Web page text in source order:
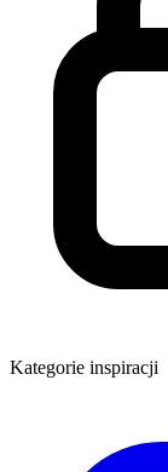
Kategorie inspiracji